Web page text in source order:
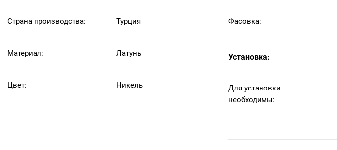
Страна производства: Турция
Материал: Латунь
Цвет: Никель
Фасовка:
Установка:
Для установки
необходимы: